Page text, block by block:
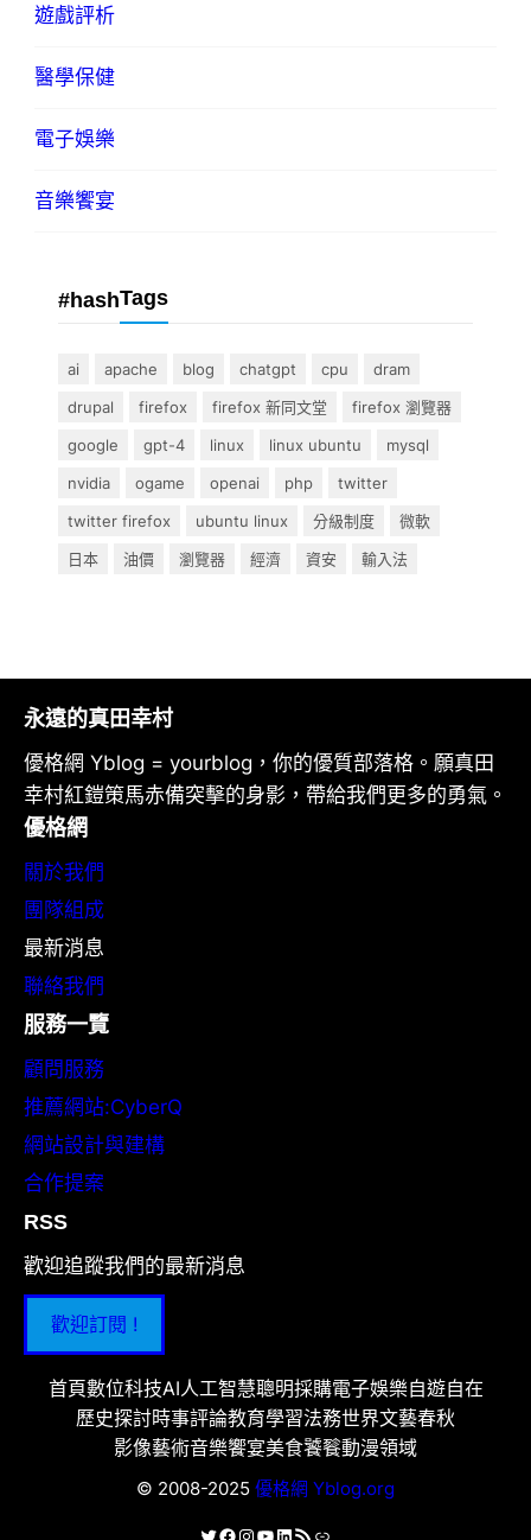
遊戲評析
醫學保健
電子娛樂
音樂饗宴
#hashTags
ai apache blog chatgpt cpu
dram
drupal
firefox firefox 新同文堂
firefox 瀏覽器
google
gpt-4 linux linux ubuntu
mysql
nvidia
ogame openai php
twitter
twitter firefox
ubuntu linux 分級制度
微軟
日本
油價 瀏覽器 經濟 資安 輸入法
永遠的真田幸村
優格網 Yblog = yourblog，你的優質部落格。願真田
幸村紅鎧策馬赤備突擊的身影，帶給我們更多的勇氣。
優格網
關於我們
團隊組成
最新消息
聯絡我們
服務一覽
顧問服務
推薦網站:CyberQ
網站設計與建構
合作提案
RSS
歡迎追蹤我們的最新消息
歡迎訂閱 !
首頁數位科技AI人工智慧聰明採購電子娛樂自遊自在
歷史探討時事評論教育學習法務世界文藝春秋
影像藝術音樂饗宴美食饕餮動漫領域
© 2008-2025 優格網 Yblog.org
X Facebook
Instagram
YouTube
LinkedIn
RSS 資訊提供 連結